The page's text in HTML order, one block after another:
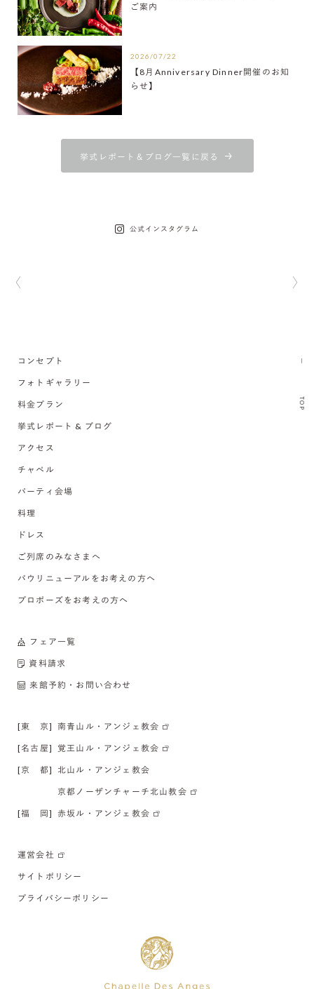
ご案内
2026/07/22
【8月Anniversary Dinner開催のお知
らせ】
挙式レポート＆ブログ一覧に戻る
公式インスタグラム
TOP
コンセプト
フォトギャラリー
料金プラン
挙式レポート & ブログ
アクセス
チャペル
パーティ会場
料理
ドレス
ご列席のみなさまへ
バウリニューアルをお考えの方へ
プロポーズをお考えの方へ
フェア一覧
資料請求
来館予約・お問い合わせ
[東 京] 南青山ル・アンジェ教会
[名古屋] 覚王山ル・アンジェ教会
[京 都] 北山ル・アンジェ教会
京都ノーザンチャーチ北山教会
[福 岡] 赤坂ル・アンジェ教会
運営会社
サイトポリシー
プライバシーポリシー